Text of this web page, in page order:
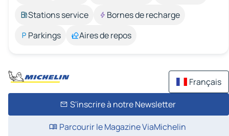
Stations service
Bornes de recharge
Parkings
Aires de repos
Français
S'inscrire à notre Newsletter
Parcourir le Magazine ViaMichelin